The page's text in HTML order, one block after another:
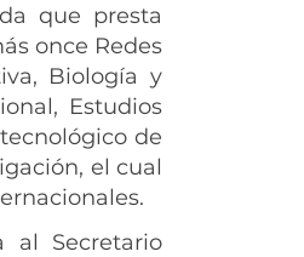
que presta
once Redes
Biología y
Estudios
de
el cual
al Secretario